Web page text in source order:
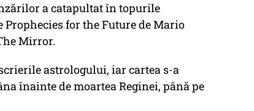
a catapultat în topurile
for the Future de Mario
Mirror.
astrologului, iar cartea s-a
înainte de moartea Reginei, până pe